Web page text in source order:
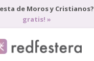
de Moros y Cristianos?
gratis! »